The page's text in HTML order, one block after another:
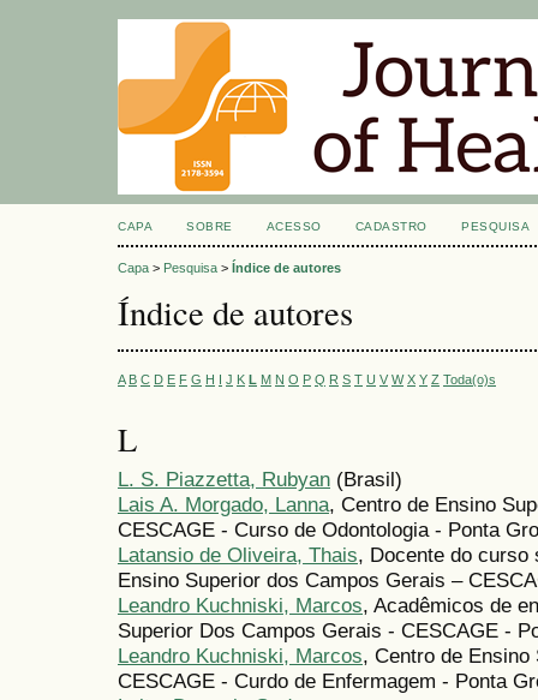
CAPA SOBRE ACESSO CADASTRO PESQUISA
Capa > Pesquisa > Índice de autores
Índice de autores
A B C D E F G H I J K L M N O P Q R S T U V W X Y Z Toda(o)s
L
L. S. Piazzetta, Rubyan (Brasil)
Lais A. Morgado, Lanna, Centro de Ensino
CESCAGE - Curso de Odontologia - Ponta
Latansio de Oliveira, Thais, Docente do curso
Ensino Superior dos Campos Gerais –
Leandro Kuchniski, Marcos, Acadêmicos de
Superior Dos Campos Gerais - CESCAGE -
Leandro Kuchniski, Marcos, Centro de
CESCAGE - Curdo de Enfermagem - Ponta